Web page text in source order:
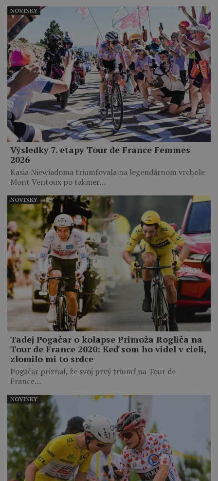
Výsledky 7. etapy Tour de France Femmes
2026
Kasia Niewiadoma triumfovala na legendárnom vrchole
Mont Ventoux po takmer…
NOVINKY
Tadej Pogačar o kolapse Primoža Rogliča na
Tour de France 2020: Keď som ho videl v cieli,
zlomilo mi to srdce
Pogačar priznal, že svoj prvý triumf na Tour de
France…
NOVINKY
NOVINKY